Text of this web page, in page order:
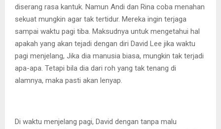
diserang rasa kantuk. Namun Andi dan Rina coba menahan
sekuat mungkin agar tak tertidur. Mereka ingin terjaga
sampai waktu pagi tiba. Maksudnya untuk mengetahui hal
apakah yang akan tejadi dengan diri David Lee jika waktu
pagi menjelang, Jika dia manusia biasa, mungkin tak terjadi
apa-apa. Tetapi bila dia dari roh yang tak tenang di
alamnya, maka pasti akan lenyap.
Di waktu menjelang pagi, David dengan tanpa malu